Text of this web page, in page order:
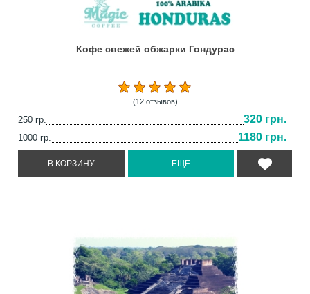
Кофе свежей обжарки Гондурас
(12 отзывов)
250 гр. 320 грн.
1000 гр. 1180 грн.